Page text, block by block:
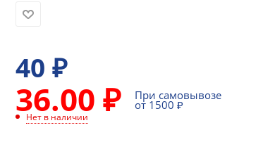
40 ₽
36.00 ₽ При самовывозе
от 1500 ₽
Нет в наличии